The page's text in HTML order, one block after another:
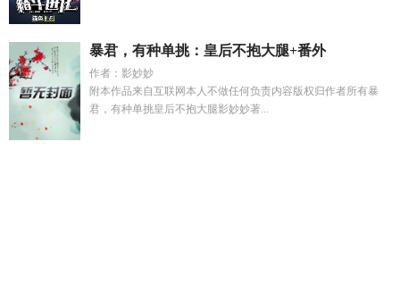
暴君，有种单挑：皇后不抱大腿+番外
作者：影妙妙
附本作品来自互联网本人不做任何负责内容版权归作者所有暴
君，有种单挑皇后不抱大腿影妙妙著...